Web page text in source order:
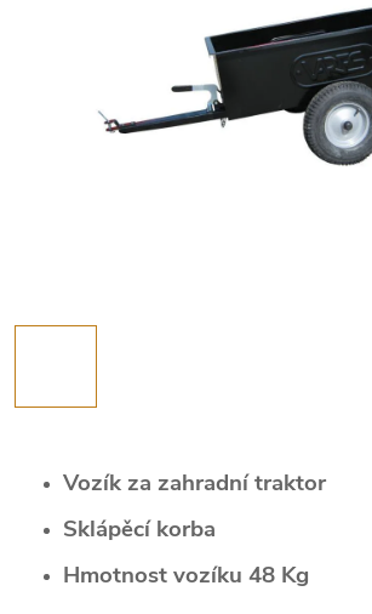
Vozík za zahradní traktor
Sklápěcí korba
Hmotnost vozíku 48 Kg